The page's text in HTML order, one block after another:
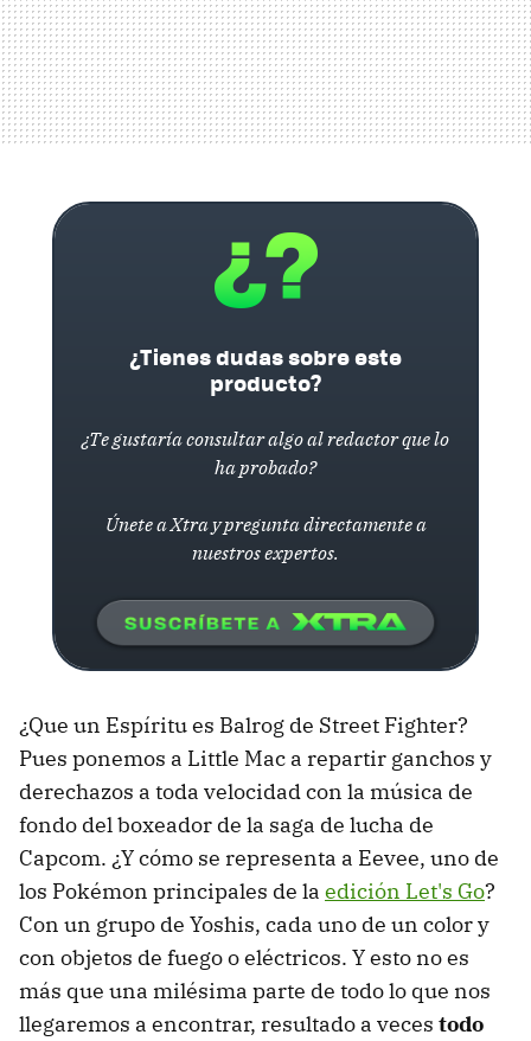
¿Tienes dudas sobre este
producto?
¿Te gustaría consultar algo al redactor que lo
ha probado?
Únete a Xtra y pregunta directamente a
nuestros expertos.
¿Que un Espíritu es Balrog de Street Fighter?
Pues ponemos a Little Mac a repartir ganchos y
derechazos a toda velocidad con la música de
fondo del boxeador de la saga de lucha de
Capcom. ¿Y cómo se representa a Eevee, uno de
los Pokémon principales de la edición Let's Go?
Con un grupo de Yoshis, cada uno de un color y
con objetos de fuego o eléctricos. Y esto no es
más que una milésima parte de todo lo que nos
llegaremos a encontrar, resultado a veces todo